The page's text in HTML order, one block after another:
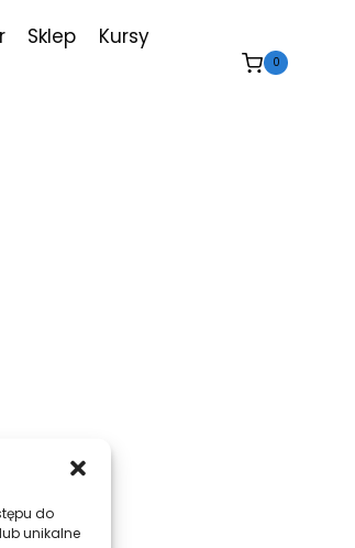
do
unikalne
Sklep
Kursy
0